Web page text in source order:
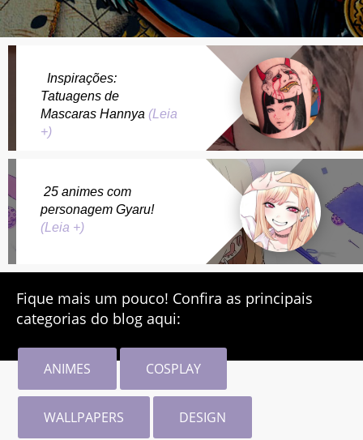
Inspirações:
Tatuagens de
Mascaras Hannya (Leia
+)
25 animes com
personagem Gyaru!
(Leia +)
Fique mais um pouco! Confira as principais
categorias do blog aqui:
ANIMES COSPLAY
WALLPAPERS DESIGN